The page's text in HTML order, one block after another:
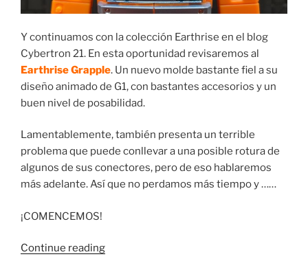
Y continuamos con la colección Earthrise en el blog
Cybertron 21. En esta oportunidad revisaremos al
Earthrise Grapple. Un nuevo molde bastante fiel a su
diseño animado de G1, con bastantes accesorios y un
buen nivel de posabilidad.
Lamentablemente, también presenta un terrible
problema que puede conllevar a una posible rotura de
algunos de sus conectores, pero de eso hablaremos
más adelante. Así que no perdamos más tiempo y ……
¡COMENCEMOS!
Continue reading“Foto